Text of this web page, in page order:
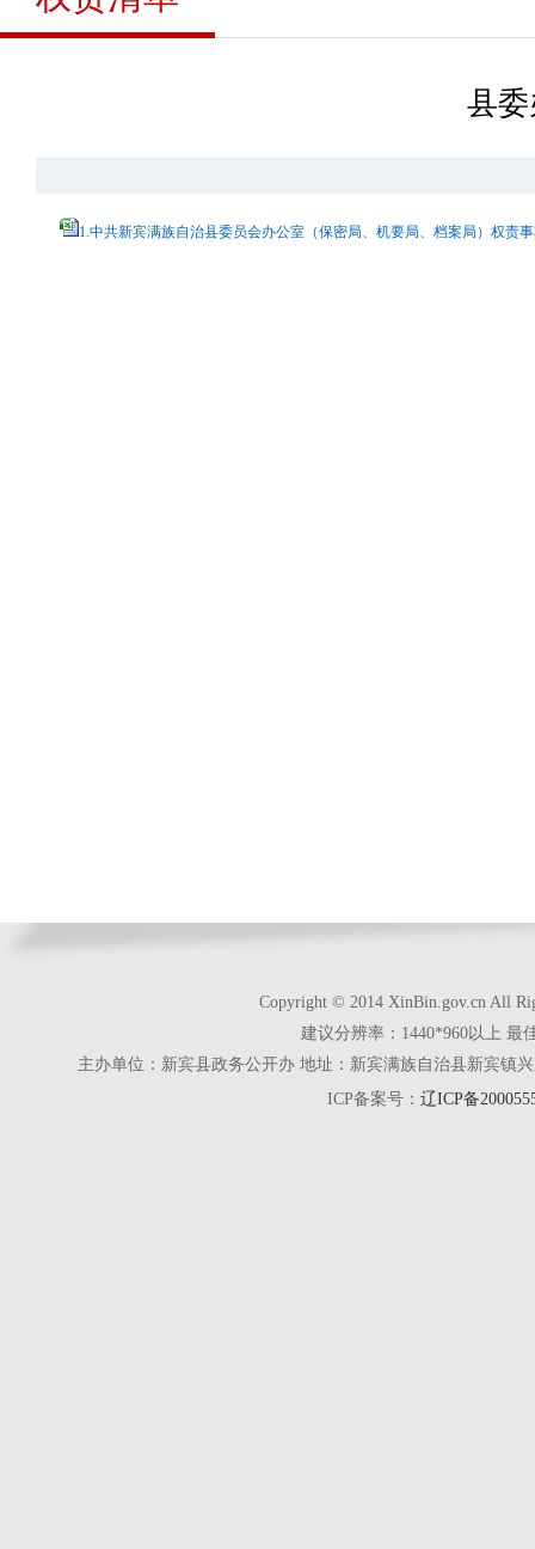
县
1.中共新宾满族自治县委员会办公室（保密局、机要局、档案局）权责
Copyright © 2014 XinBin.gov.cn All
建议分辨率：1440*960以上 最
主办单位：新宾县政务公开办 地址：新宾满族自治县新宾镇
ICP备案号： 辽ICP备